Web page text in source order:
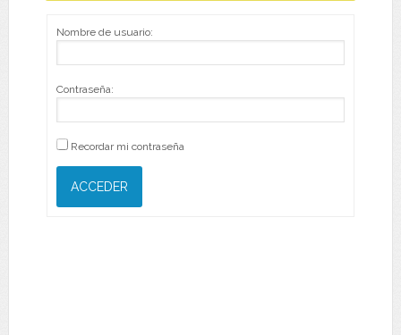
Nombre de usuario:
Contraseña:
Recordar mi contraseña
ACCEDER